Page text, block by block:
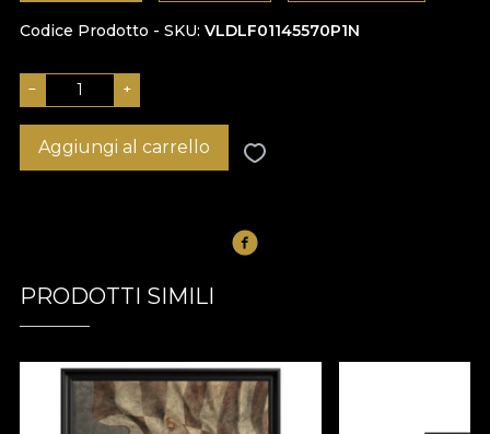
Codice Prodotto - SKU VLDLF01145570P1N
− +
Aggiungi al carrello
PRODOTTI SIMILI